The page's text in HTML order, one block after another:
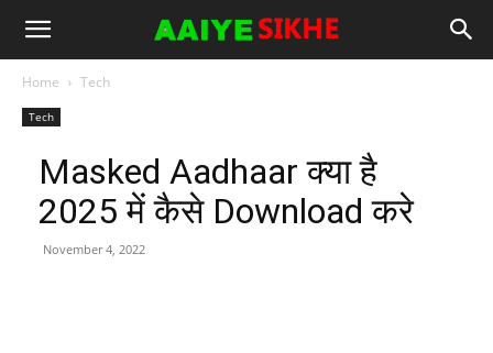
Home Tech
Tech
Masked Aadhaar क्या है
2025 में कैसे Download करे
November 4, 2022